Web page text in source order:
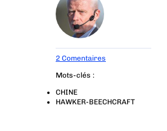
2 Comentaires
Mots-clés :
CHINE
HAWKER-BEECHCRAFT